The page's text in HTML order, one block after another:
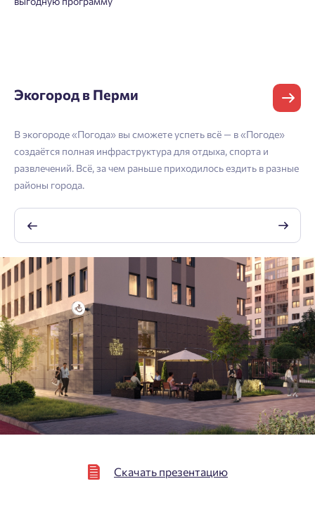
Скачать презентацию
Экогород в Перми
В экогороде «Погода» вы сможете успеть всё — в «Погоде»
создаётся полная инфраструктура для отдыха, спорта и
развлечений. Всё, за чем раньше приходилось ездить в разные
районы города.
Нажимая кнопку «Отправить», вы даёте согласие на обработку
${ loginBtnText }